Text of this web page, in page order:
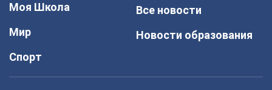
Моя Школа
Мир
Спорт
Все новости
Новости образования